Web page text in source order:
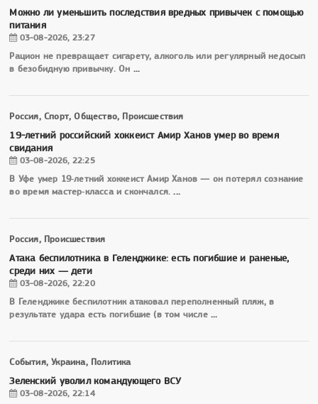
Можно ли уменьшить последствия вредных привычек с помощью
питания
03-08-2026, 23:27
Рацион не превращает сигарету, алкоголь или регулярный недосып
в безобидную привычку. Он ...
Россия, Спорт, Общество, Происшествия
19-летний российский хоккеист Амир Ханов умер во время
свидания
03-08-2026, 22:25
В Уфе умер 19‑летний хоккеист Амир Ханов — он потерял сознание
во время мастер‑класса и скончался....
Россия, Происшествия
Атака беспилотника в Геленджике: есть погибшие и раненые,
среди них — дети
03-08-2026, 22:20
В Геленджике беспилотник атаковал переполненный пляж, в
результате удара есть погибшие (в том числе...
События, Украина, Политика
Зеленский уволил командующего ВСУ
03-08-2026, 22:14